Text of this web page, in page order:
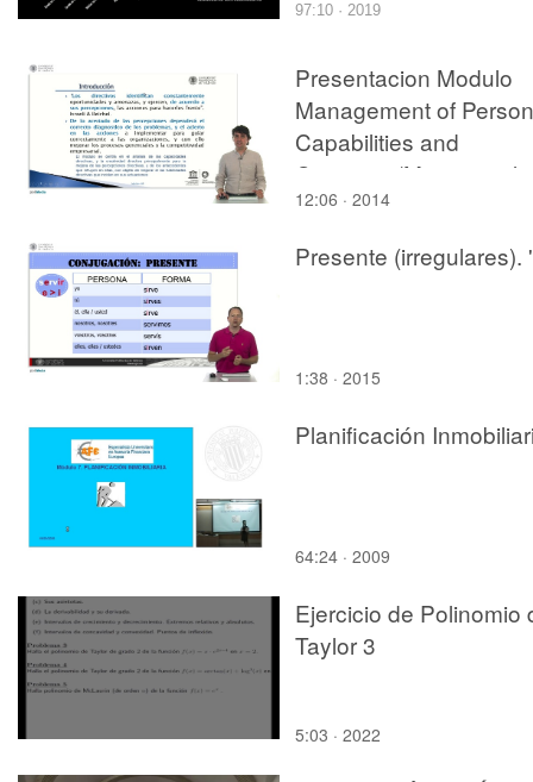
97:10 · 2019
Presentacion Modulo
Management of
Capabilities and
Creativity (Managerial
Perception)
12:06 · 2014
Presente (irregulares).
1:38 · 2015
Planificación
64:24 · 2009
Ejercicio de Polinomio
Taylor 3
5:03 · 2022